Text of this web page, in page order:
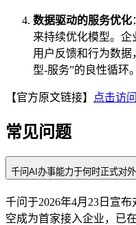
数据驱动的服务优化
来持续优化模型。
用户反馈和行为数据
型-服务”的良性循环。
【官方原文链接】 点击访
常见问题
千问AI办事能力于何时正式对
千问于2026年4月23日宣
空成为首家接入企业，已